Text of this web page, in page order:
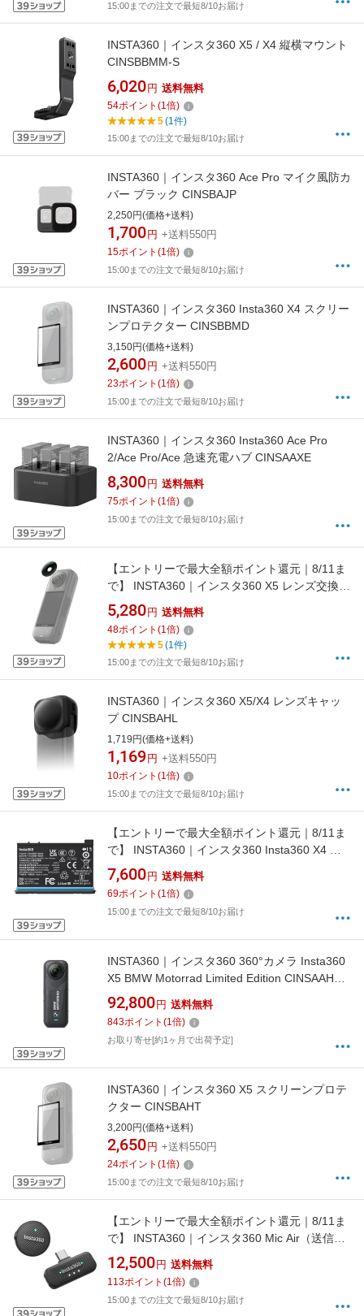
15:00までの注文で最短8/10お届け
INSTA360｜インスタ360 X5 / X4 縦横マウント
CINSBBMM-S
6,020 円 送料無料
54ポイント (1倍)
5(1件)
15:00までの注文で最短8/10お届け
INSTA360｜インスタ360 Ace Pro マイク風防カ
バー ブラック CINSBAJP
2,250円(価格+送料)
1,700 円 +送料550円
15ポイント (1倍)
15:00までの注文で最短8/10お届け
INSTA360｜インスタ360 Insta360 X4 スクリー
ンプロテクター CINSBBMD
3,150円(価格+送料)
2,600 円 +送料550円
23ポイント (1倍)
15:00までの注文で最短8/10お届け
INSTA360｜インスタ360 Insta360 Ace Pro
2/Ace Pro/Ace 急速充電ハブ CINSAAXE
8,300 円 送料無料
75ポイント (1倍)
15:00までの注文で最短8/10お届け
【エントリーで最大全額ポイント還元｜8/11ま
で】 INSTA360｜インスタ360 X5 レンズ交換セ
ット CINSBAHB
5,280 円 送料無料
48ポイント (1倍)
5(1件)
15:00までの注文で最短8/10お届け
INSTA360｜インスタ360 X5/X4 レンズキャッ
プ CINSBAHL
1,719円(価格+送料)
1,169 円 +送料550円
10ポイント (1倍)
15:00までの注文で最短8/10お届け
【エントリーで最大全額ポイント還元｜8/11ま
で】 INSTA360｜インスタ360 Insta360 X4 バ
ッテリー CINSBBMA
7,600 円 送料無料
69ポイント (1倍)
15:00までの注文で最短8/10お届け
INSTA360｜インスタ360 360°カメラ Insta360
X5 BMW Motorrad Limited Edition CINSAAHA-
X531 [4K対応 /防水]
92,800 円 送料無料
843ポイント (1倍)
お取り寄せ[約1ヶ月で出荷予定]
INSTA360｜インスタ360 X5 スクリーンプロテ
クター CINSBAHT
3,200円(価格+送料)
2,650 円 +送料550円
24ポイント (1倍)
15:00までの注文で最短8/10お届け
【エントリーで最大全額ポイント還元｜8/11ま
で】 INSTA360｜インスタ360 Mic Air（送信
機：マイク 1台＋受信機 1台） ブラック
CINSABWA
12,500 円 送料無料
113ポイント (1倍)
15:00までの注文で最短8/10お届け